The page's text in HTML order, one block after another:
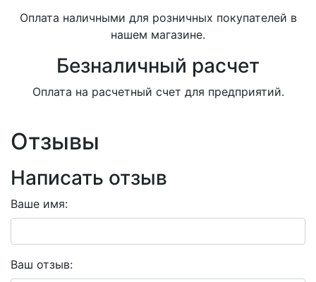
Оплата наличными для розничных покупателей в
нашем магазине.
Безналичный расчет
Оплата на расчетный счет для предприятий.
Отзывы
Написать отзыв
Ваше имя:
Ваш отзыв: